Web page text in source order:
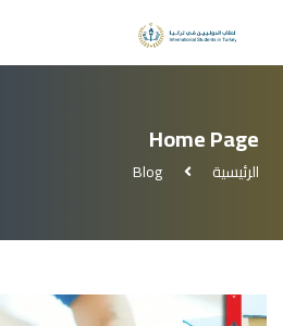
Home Page
الرئيسية Blog